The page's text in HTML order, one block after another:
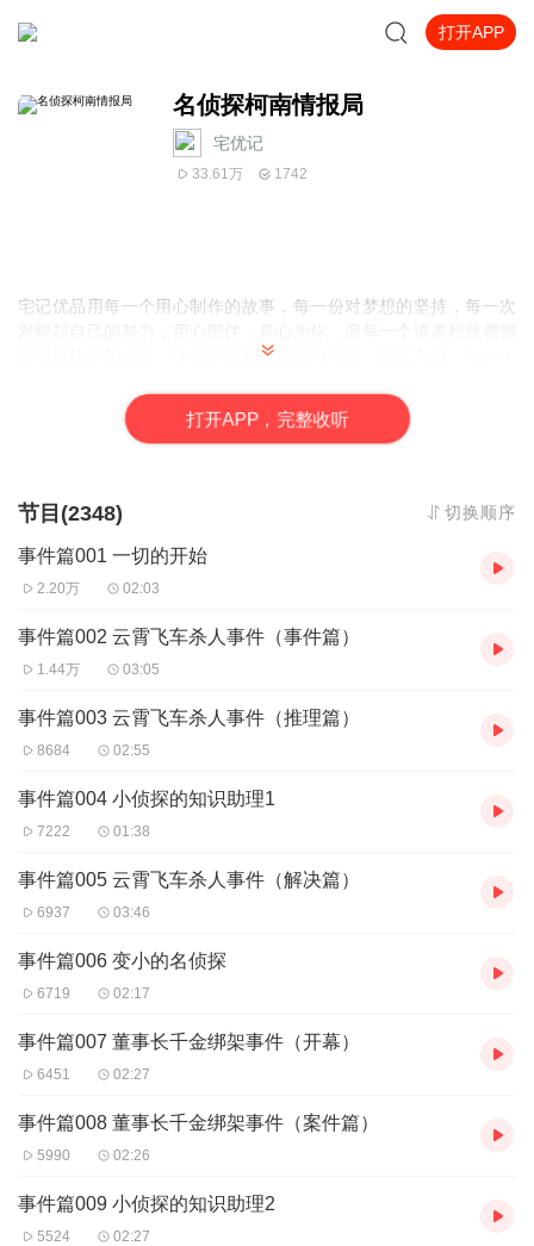
打开APP
名侦探柯南情报局
宅优记
33.61万 1742
宅记优品用每一个用心制作的故事，每一份对梦想的坚持，每一次
有健康快乐的人生，这世界唯有真诚最为可贵，致家人们， love！
打开APP，完整收听
节目(2348) 切换顺序
事件篇001 一切的开始
2.20万 02:03
事件篇002 云霄飞车杀人事件（事件篇）
1.44万 03:05
事件篇003 云霄飞车杀人事件（推理篇）
8684 02:55
事件篇004 小侦探的知识助理1
7222 01:38
事件篇005 云霄飞车杀人事件（解决篇）
6937 03:46
事件篇006 变小的名侦探
6719 02:17
事件篇007 董事长千金绑架事件（开幕）
6451 02:27
事件篇008 董事长千金绑架事件（案件篇）
5990 02:26
事件篇009 小侦探的知识助理2
5524 02:27